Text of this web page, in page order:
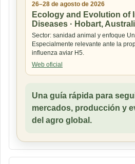
26–28 de agosto de 2026
Ecology and Evolution of
Diseases · Hobart,
Sector: sanidad animal y enfoque
Especialmente relevante ante la
influenza aviar H5.
Web oficial
Una guía rápida para
mercados, producción y
del agro global.